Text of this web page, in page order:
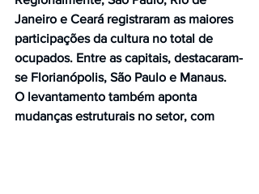
Janeiro e Ceará registraram as maiores
participações da cultura no total de
ocupados. Entre as capitais, destacaram-
se Florianópolis, São Paulo e Manaus.
O levantamento também aponta
mudanças estruturais no setor, com